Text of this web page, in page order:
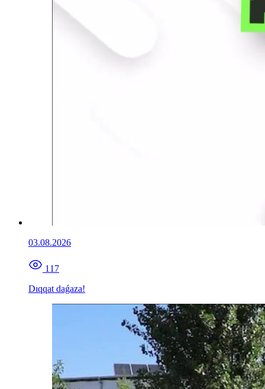
03.08.2026
117
Dıqqat daǵaza!